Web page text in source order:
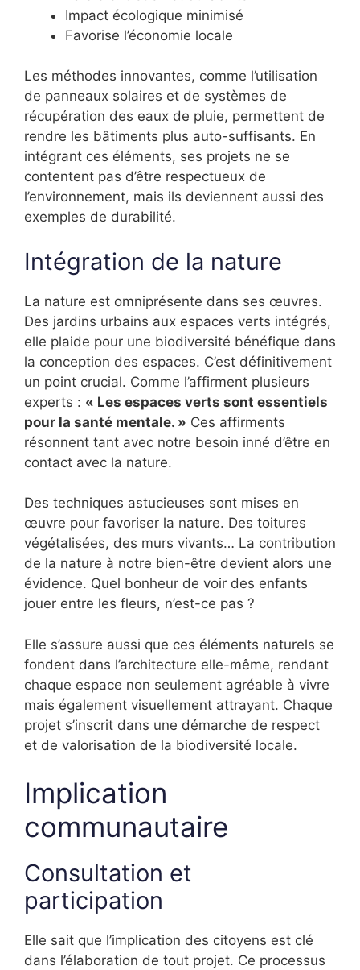
Impact écologique minimisé
Favorise l’économie locale
Les méthodes innovantes, comme l’utilisation
de panneaux solaires et de systèmes de
récupération des eaux de pluie, permettent de
rendre les bâtiments plus auto-suffisants. En
intégrant ces éléments, ses projets ne se
contentent pas d’être respectueux de
l’environnement, mais ils deviennent aussi des
exemples de durabilité.
Intégration de la nature
La nature est omniprésente dans ses œuvres.
Des jardins urbains aux espaces verts intégrés,
elle plaide pour une biodiversité bénéfique dans
la conception des espaces. C’est définitivement
un point crucial. Comme l’affirment plusieurs
experts : « Les espaces verts sont essentiels
pour la santé mentale. » Ces affirments
résonnent tant avec notre besoin inné d’être en
contact avec la nature.
Des techniques astucieuses sont mises en
œuvre pour favoriser la nature. Des toitures
végétalisées, des murs vivants… La contribution
de la nature à notre bien-être devient alors une
évidence. Quel bonheur de voir des enfants
jouer entre les fleurs, n’est-ce pas ?
Elle s’assure aussi que ces éléments naturels se
fondent dans l’architecture elle-même, rendant
chaque espace non seulement agréable à vivre
mais également visuellement attrayant. Chaque
projet s’inscrit dans une démarche de respect
et de valorisation de la biodiversité locale.
Implication
communautaire
Consultation et
participation
Elle sait que l’implication des citoyens est clé
dans l’élaboration de tout projet. Ce processus